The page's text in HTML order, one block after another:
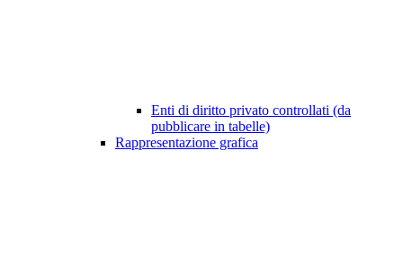
Enti di diritto privato controllati (da
pubblicare in tabelle)
Rappresentazione grafica